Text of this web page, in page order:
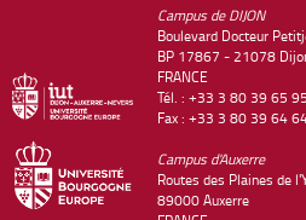
Campus de DIJON
Boulevard Docteur
BP 17867 - 21078
FRANCE
Tél. : +33 3 80 39 65 95
Fax : +33 3 80 39 64
Campus d'Auxerre
Routes des Plaines de
89000 Auxerre